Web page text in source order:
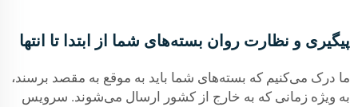
پیگیری و نظارت روان بسته‌های شما از ابتدا تا انتها
ما درک می‌کنیم که بسته‌های شما باید به موقع به مقصد برسند،
به ویژه زمانی که به خارج از کشور ارسال می‌شوند. سرویس